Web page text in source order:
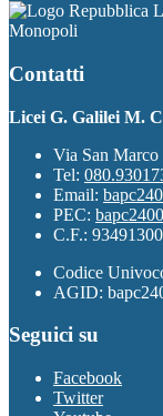
Monopoli
Contatti
Licei G. Galilei M.
Via San
Tel:
Email:
PEC:
C.F.:
Codice
AGID:
Seguici su
Facebook
Twitter